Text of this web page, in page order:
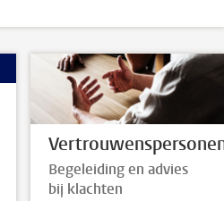
Begeleiding en advies
bij klachten